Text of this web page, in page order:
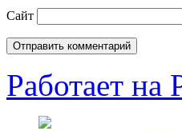
Сайт
Работает на